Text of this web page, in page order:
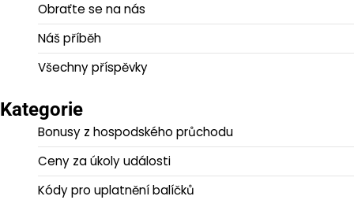
Obraťte se na nás
Náš příběh
Všechny příspěvky
Kategorie
Bonusy z hospodského průchodu
Ceny za úkoly události
Kódy pro uplatnění balíčků